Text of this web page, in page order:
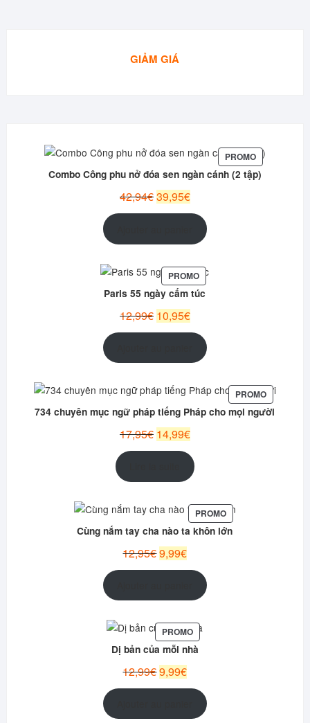
GIẢM GIÁ
PROMOPRODUIT
EN
PROMOTION
Combo Công phu nở đóa sen ngàn cánh (2 tập)
42,94€ Le
prix
39,95€Le
prix
actuel
est :
PROMOPRODUIT
EN
PROMOTION
Paris 55 ngày cấm túc
12,99€ Le
10,95€Le
actuel
est :
PROMOPRODUIT
EN
734 chuyên mục ngữ pháp tiếng Pháp cho mọi người
17,95€ Le
prix
14,99€Le
actuel
est :
PROMOPRODUIT
EN
PROMOTION
Cùng nắm tay cha nào ta khôn lớn
12,95€Le
9,99€Le
actuel
est :
PROMOPRODUIT
EN
PROMOTION
Dị bản của mỗi nhà
12,99€Le
9,99€Le
actuel
est :